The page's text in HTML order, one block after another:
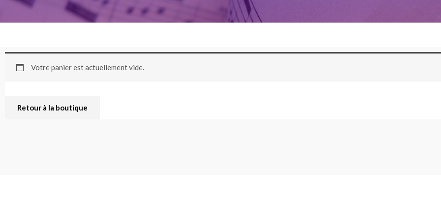
Votre panier est actuellement vide.
Retour à la boutique